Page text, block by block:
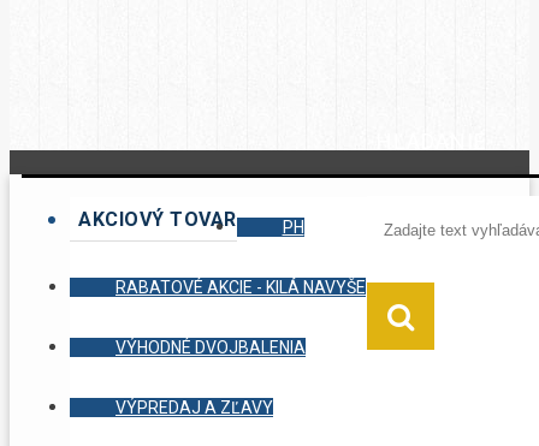
AKCIOVÝ TOVAR PH
RABATOVÉ AKCIE - KILÁ NAVYŠE
VÝHODNÉ DVOJBALENIA
VÝPREDAJ A ZĽAVY